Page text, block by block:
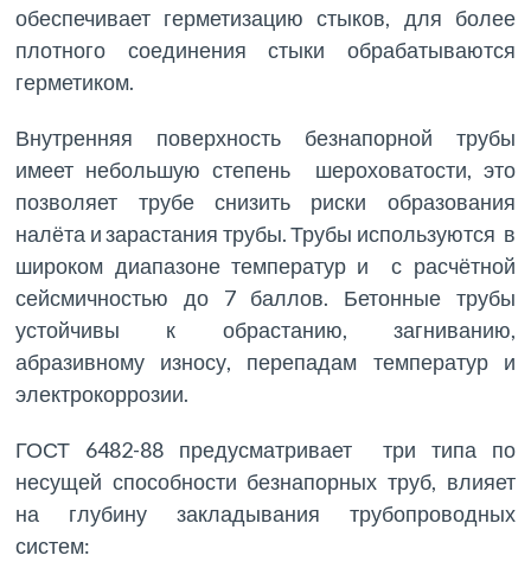
обеспечивает герметизацию стыков, для более
плотного соединения стыки обрабатываются
герметиком.
Внутренняя поверхность безнапорной трубы
имеет небольшую степень шероховатости, это
позволяет трубе снизить риски образования
налёта и зарастания трубы. Трубы используются в
широком диапазоне температур и с расчётной
сейсмичностью до 7 баллов. Бетонные трубы
устойчивы к обрастанию, загниванию,
абразивному износу, перепадам температур и
электрокоррозии.
ГОСТ 6482-88 предусматривает три типа по
несущей способности безнапорных труб, влияет
на глубину закладывания трубопроводных
систем: